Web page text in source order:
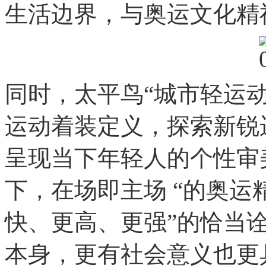
生活边界，与奥运文化
同时，太平鸟“城市轻运
运动着装定义，探索新
呈现当下年轻人的个性
下，在场即主场 “的奥运
快、更高、更强”的恰当
本身，更有社会意义也